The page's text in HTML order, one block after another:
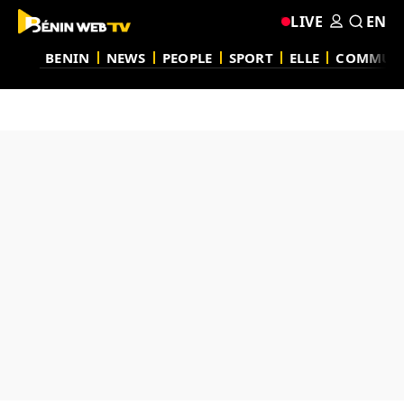
BENIN NEWS PEOPLE SPORT ELLE
LIVE EN